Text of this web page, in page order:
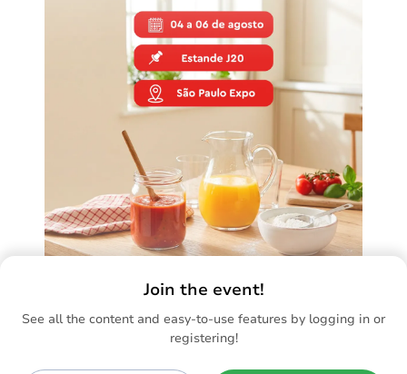
Learn more
Join the event!
See all the content and easy-to-use features by logging in or
registering!